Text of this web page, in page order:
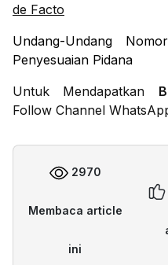
de Facto
Undang-Undang
Penyesuaian Pidana
Untuk Mendapatkan
Follow Channel
2970
Membaca article
ini